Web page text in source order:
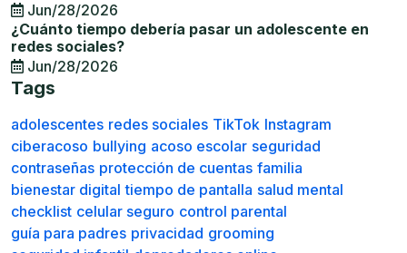
Jun/28/2026
¿Cuánto tiempo debería pasar un adolescente en
redes sociales?
Jun/28/2026
Tags
adolescentes redes sociales TikTok Instagram
ciberacoso bullying acoso escolar seguridad
contraseñas protección de cuentas familia
bienestar digital tiempo de pantalla salud mental
checklist celular seguro control parental
guía para padres privacidad grooming